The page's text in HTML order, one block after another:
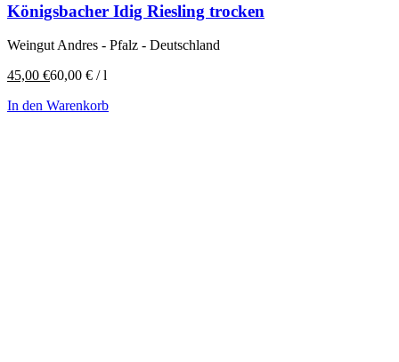
Königsbacher Idig Riesling trocken
Weingut Andres - Pfalz - Deutschland
45,00 €60,00 € /l
In den Warenkorb